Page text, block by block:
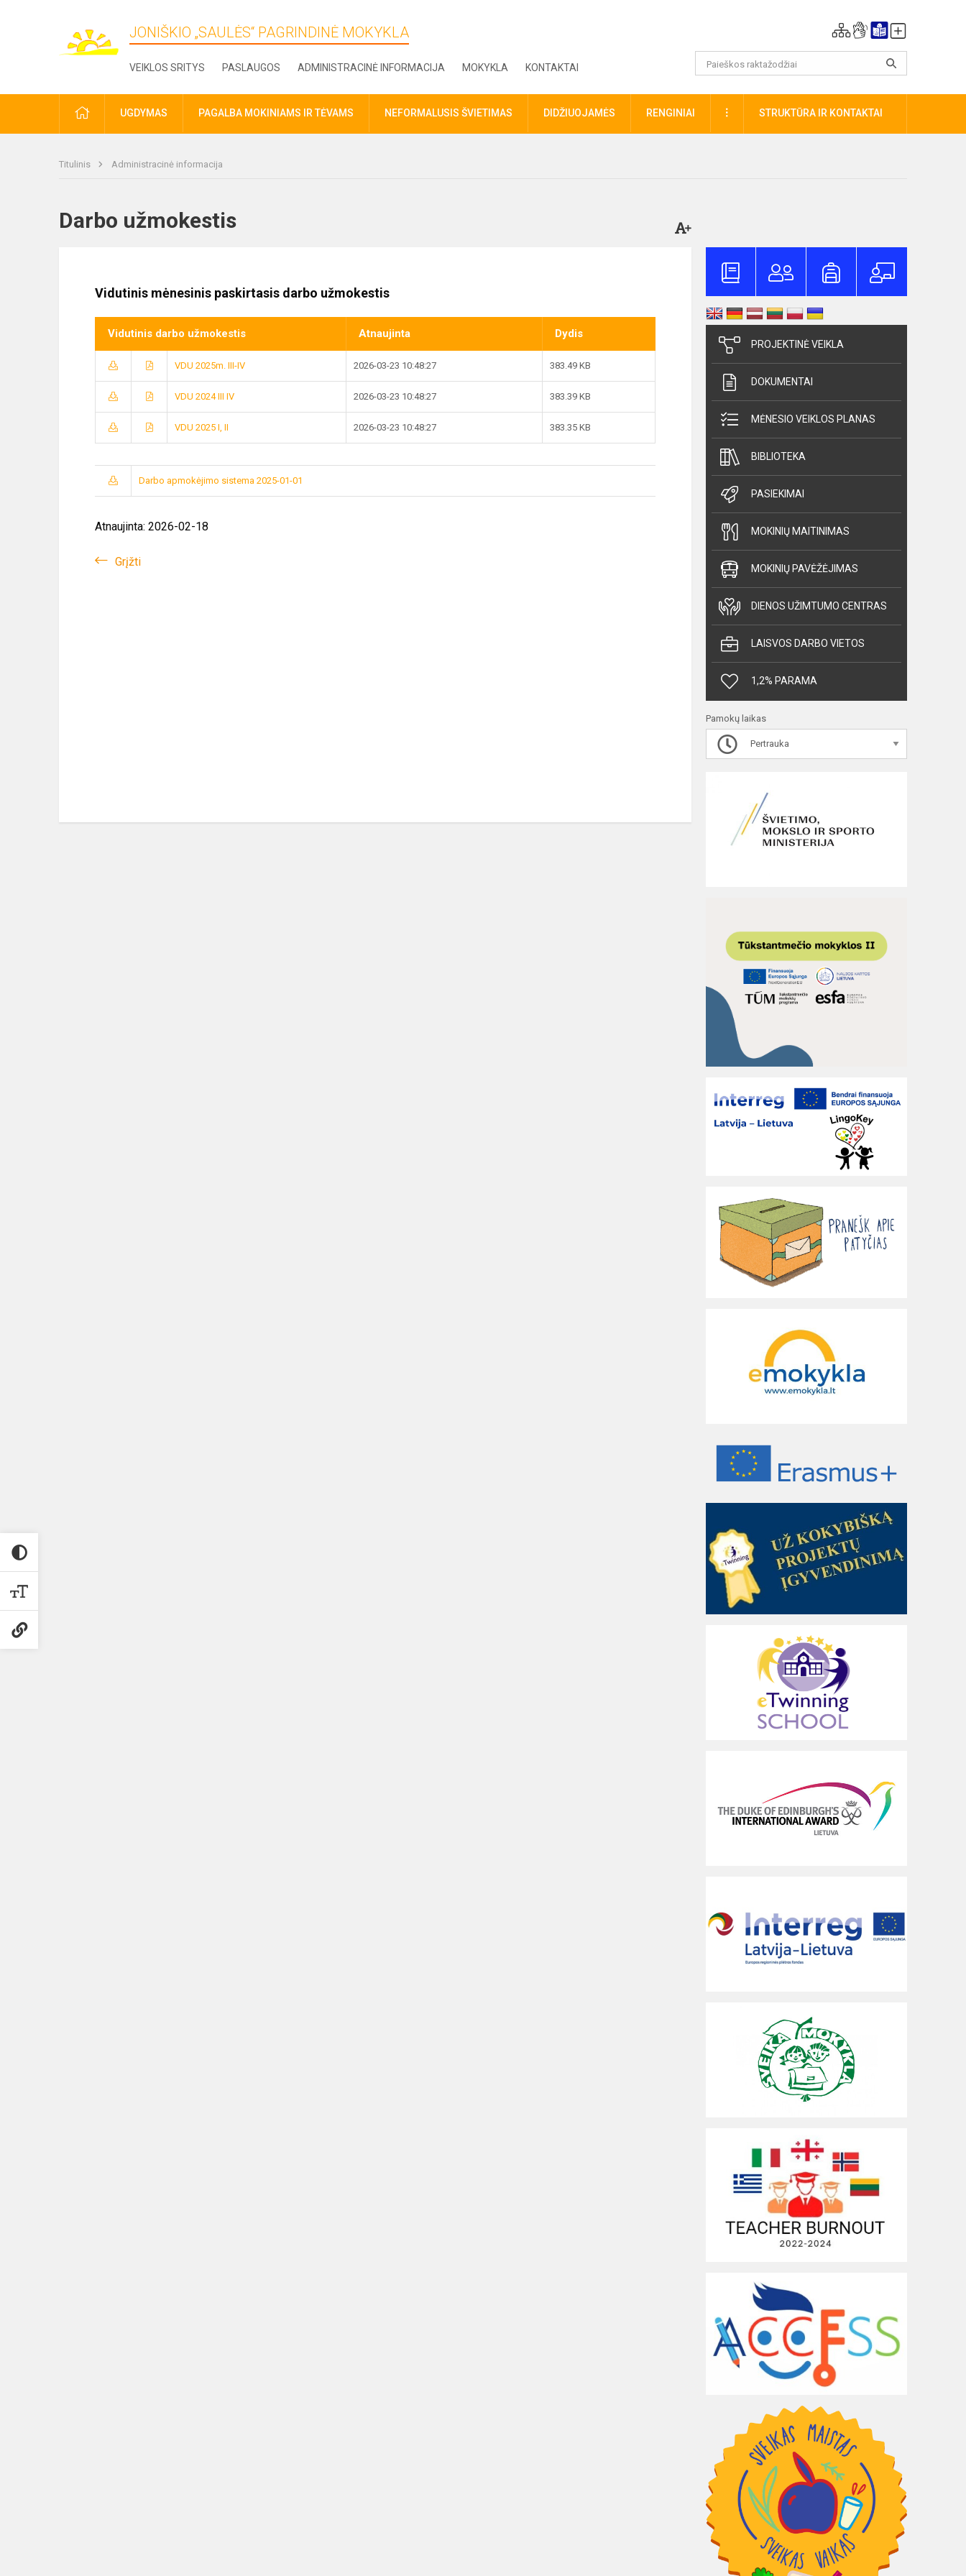
JONIŠKIO „SAULĖS“ PAGRINDINĖ MOKYKLA
VEIKLOS SRITYS PASLAUGOS ADMINISTRACINĖ INFORMACIJA MOKYKLA KONTAKTAI
PRADŽIAUGDYMAS PAGALBA MOKINIAMS IR TĖVAMS NEFORMALUSIS ŠVIETIMAS DIDŽIUOJAMĖS RENGINIAI DAUGIAUSTRUKTŪRA IR KONTAKTAI
Titulinis Administracinė informacija
Darbo užmokestis
Vidutinis mėnesinis paskirtasis darbo užmokestis
Vidutinis darbo užmokestis Atnaujinta Dydis
VDU 2025m. III-IV 2026-03-23 10:48:27 383.49 KB
VDU 2024 III IV 2026-03-23 10:48:27 383.39 KB
VDU 2025 I, II 2026-03-23 10:48:27 383.35 KB
Darbo apmokėjimo sistema 2025-01-01
Atnaujinta: 2026-02-18
Grįžti
PROJEKTINĖ VEIKLA
DOKUMENTAI
MĖNESIO VEIKLOS PLANAS
BIBLIOTEKA
PASIEKIMAI
MOKINIŲ MAITINIMAS
MOKINIŲ PAVĖŽĖJIMAS
DIENOS UŽIMTUMO CENTRAS
LAISVOS DARBO VIETOS
1,2% PARAMA
Pamokų laikas
Pertrauka